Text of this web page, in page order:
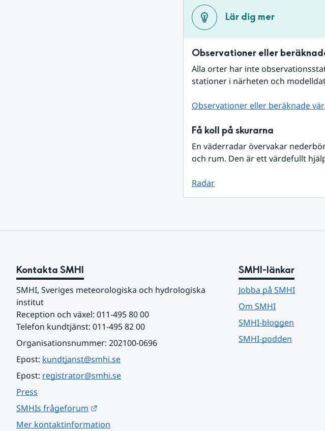
Lär dig mer
Observationer eller
Alla orter har inte
stationer i närheten och
Observationer eller beräknade
Få koll på skurarna
En väderradar övervakar
och rum. Den är ett värdefullt
Radar
Kontakta SMHI
SMHI, Sveriges meteorologiska och hydrologiska
institut
Reception och växel: 011-495 80 00
Telefon kundtjänst: 011-495 82 00
Organisationsnummer: 202100-0696
Epost: kundtjanst@smhi.se
Epost: registrator@smhi.se
Press
SMHIs frågeforum
Mer kontaktinformation
SMHI-länkar
Jobba på SMHI
Om SMHI
SMHI-bloggen
SMHI-podden